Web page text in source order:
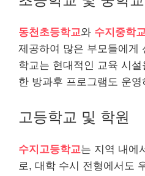
동천초등학교와 수지중학교
제공하여 많은 부모들에게
학교는 현대적인 교육 시
한 방과후 프로그램도 운
고등학교 및 학원
수지고등학교는 지역 내에
로, 대학 수시 전형에서도